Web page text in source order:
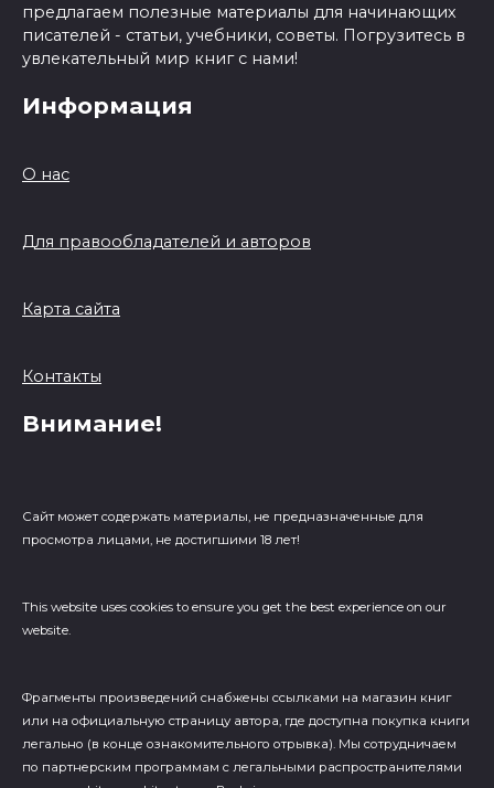
предлагаем полезные материалы для начинающих
писателей - статьи, учебники, советы. Погрузитесь в
увлекательный мир книг с нами!
Информация
О нас
Для правообладателей и авторов
Карта сайта
Контакты
Внимание!
Сайт может содержать материалы, не предназначенные для
просмотра лицами, не достигшими 18 лет!
This website uses cookies to ensure you get the best experience on our
website.
Фрагменты произведений cнабжены ссылками на магазин книг
или на официальную страницу автора, где доступна покупка книги
легально (в конце ознакомительного отрывка). Мы сотрудничаем
по партнерским программам с легальными распространителями